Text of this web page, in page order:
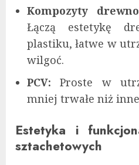
Kompozyty
Łączą estetykę
plastiku, łatwe w
wilgoć.
PCV: Proste w
mniej trwałe niż
Estetyka i
sztachetowych